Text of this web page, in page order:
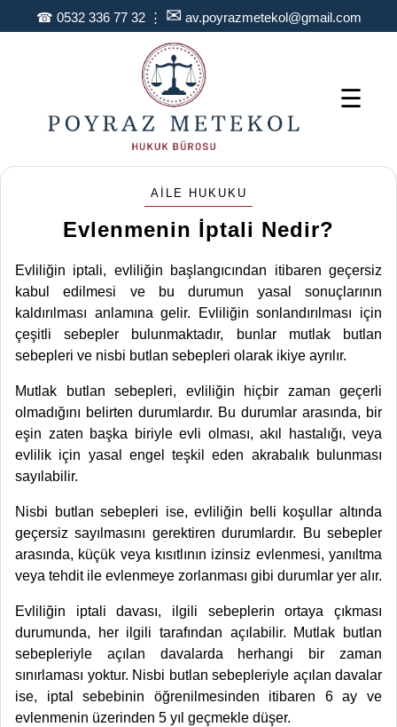
☎ 0532 336 77 32⋮ ✉ av.poyrazmetekol@gmail.com
☰
AILE HUKUKU
Evlenmenin İptali Nedir?
Evliliğin iptali, evliliğin başlangıcından itibaren geçersiz
kabul edilmesi ve bu durumun yasal sonuçlarının
kaldırılması anlamına gelir. Evliliğin sonlandırılması için
çeşitli sebepler bulunmaktadır, bunlar mutlak butlan
sebepleri ve nisbi butlan sebepleri olarak ikiye ayrılır.
Mutlak butlan sebepleri, evliliğin hiçbir zaman geçerli
olmadığını belirten durumlardır. Bu durumlar arasında, bir
eşin zaten başka biriyle evli olması, akıl hastalığı, veya
evlilik için yasal engel teşkil eden akrabalık bulunması
sayılabilir.
Nisbi butlan sebepleri ise, evliliğin belli koşullar altında
geçersiz sayılmasını gerektiren durumlardır. Bu sebepler
arasında, küçük veya kısıtlının izinsiz evlenmesi, yanıltma
veya tehdit ile evlenmeye zorlanması gibi durumlar yer alır.
Evliliğin iptali davası, ilgili sebeplerin ortaya çıkması
durumunda, her ilgili tarafından açılabilir. Mutlak butlan
sebepleriyle açılan davalarda herhangi bir zaman
sınırlaması yoktur. Nisbi butlan sebepleriyle açılan davalar
ise, iptal sebebinin öğrenilmesinden itibaren 6 ay ve
evlenmenin üzerinden 5 yıl geçmekle düşer.